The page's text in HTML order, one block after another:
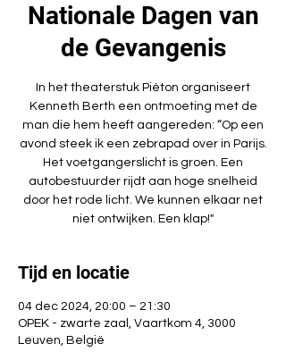
Nationale Dagen van
de Gevangenis
In het theaterstuk Piéton organiseert
Kenneth Berth een ontmoeting met de
man die hem heeft aangereden: “Op een
avond steek ik een zebrapad over in Parijs.
Het voetgangerslicht is groen. Een
autobestuurder rijdt aan hoge snelheid
door het rode licht. We kunnen elkaar net
niet ontwijken. Een klap!"
Tijd en locatie
04 dec 2024, 20:00 – 21:30
OPEK - zwarte zaal, Vaartkom 4, 3000
Leuven, België